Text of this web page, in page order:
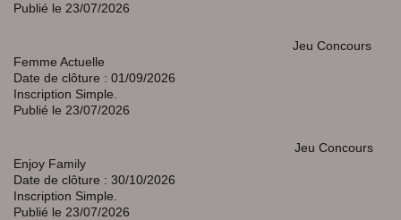
Publié le 23/07/2026
Jeu Concours
Femme Actuelle
Date de clôture : 01/09/2026
Inscription Simple.
Publié le 23/07/2026
Jeu Concours
Enjoy Family
Date de clôture : 30/10/2026
Inscription Simple.
Publié le 23/07/2026